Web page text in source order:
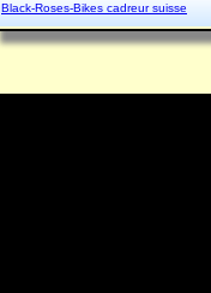
Black-Roses-Bikes cadreur suisse